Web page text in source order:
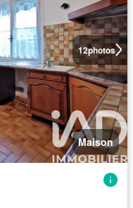
12photos
Maison